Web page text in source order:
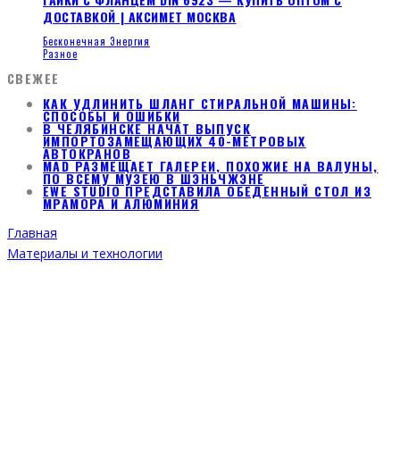
ДОСТАВКОЙ | АКСИМЕТ МОСКВА
Бесконечная Энергия
Разное
СВЕЖЕЕ
КАК УДЛИНИТЬ ШЛАНГ СТИРАЛЬНОЙ МАШИНЫ:
СПОСОБЫ И ОШИБКИ
В ЧЕЛЯБИНСКЕ НАЧАТ ВЫПУСК
ИМПОРТОЗАМЕЩАЮЩИХ 40-МЕТРОВЫХ
АВТОКРАНОВ
MAD РАЗМЕЩАЕТ ГАЛЕРЕИ, ПОХОЖИЕ НА ВАЛУНЫ,
ПО ВСЕМУ МУЗЕЮ В ШЭНЬЧЖЭНЕ
EWE STUDIO ПРЕДСТАВИЛА ОБЕДЕННЫЙ СТОЛ ИЗ
МРАМОРА И АЛЮМИНИЯ
Главная
Материалы и технологии